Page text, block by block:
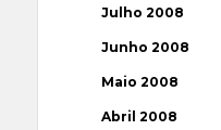
Julho 2008
Junho 2008
Maio 2008
Abril 2008